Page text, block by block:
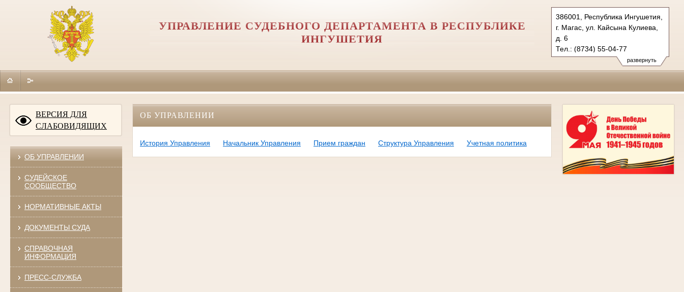
развернуть
386001, Республика Ингушетия,
г. Магас, ул. Кайсына Кулиева,
д. 6
Тел.: (8734) 55-04-77
usdri@mail.ru
УПРАВЛЕНИЕ СУДЕБНОГО ДЕПАРТАМЕНТА В РЕСПУБЛИКЕ
ИНГУШЕТИЯ
ВЕРСИЯ ДЛЯ
СЛАБОВИДЯЩИХ
ОБ УПРАВЛЕНИИ
СУДЕЙСКОЕ
СООБЩЕСТВО
НОРМАТИВНЫЕ АКТЫ
ДОКУМЕНТЫ СУДА
СПРАВОЧНАЯ
ИНФОРМАЦИЯ
ПРЕСС-СЛУЖБА
ОБ УПРАВЛЕНИИ
История Управления Начальник Управления Прием граждан Структура Управления Учетная политика